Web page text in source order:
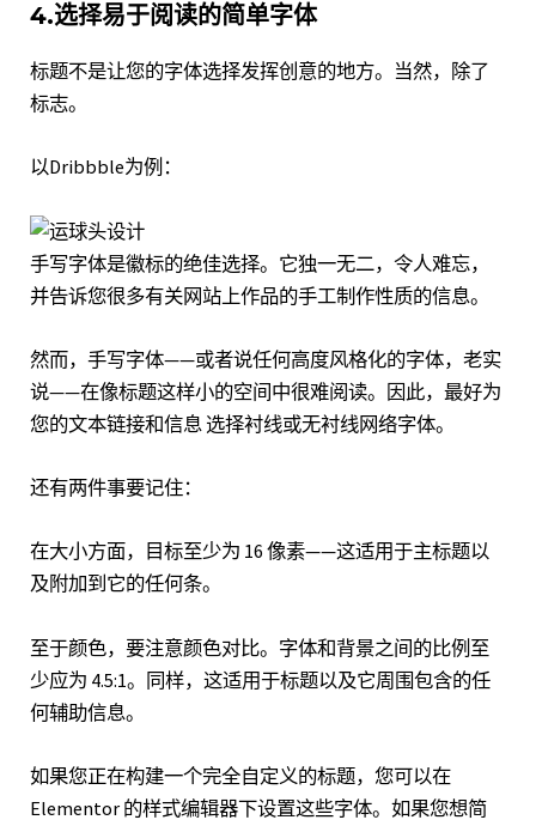
4.选择易于阅读的简单字体
标题不是让您的字体选择发挥创意的地方。当然，除了
标志。
以Dribbble为例：
手写字体是徽标的绝佳选择。它独一无二，令人难忘，
并告诉您很多有关网站上作品的手工制作性质的信息。
然而，手写字体——或者说任何高度风格化的字体，老实
说——在像标题这样小的空间中很难阅读。因此，最好为
您的文本链接和信息 选择衬线或无衬线网络字体。
还有两件事要记住：
在大小方面，目标至少为 16 像素——这适用于主标题以
及附加到它的任何条。
至于颜色，要注意颜色对比。字体和背景之间的比例至
少应为 4.5:1。同样，这适用于标题以及它周围包含的任
何辅助信息。
如果您正在构建一个完全自定义的标题，您可以在
Elementor 的样式编辑器下设置这些字体。如果您想简